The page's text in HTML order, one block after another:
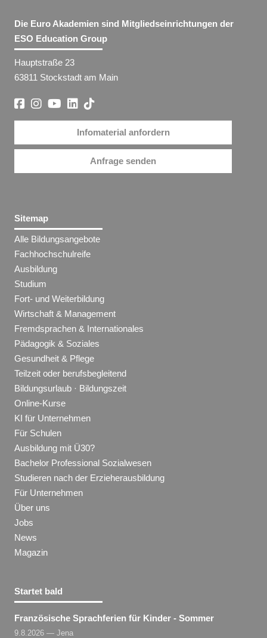
Die Euro Akademien sind Mitgliedseinrichtungen der
ESO Education Group
Hauptstraße 23
63811 Stockstadt am Main
Infomaterial anfordern
Anfrage senden
Sitemap
Alle Bildungsangebote
Fachhochschulreife
Ausbildung
Studium
Fort- und Weiterbildung
Wirtschaft & Management
Fremdsprachen & Internationales
Pädagogik & Soziales
Gesundheit & Pflege
Teilzeit oder berufsbegleitend
Bildungsurlaub · Bildungszeit
Online-Kurse
KI für Unternehmen
Für Schulen
Ausbildung mit Ü30?
Bachelor Professional Sozialwesen
Studieren nach der Erzieherausbildung
Für Unternehmen
Über uns
Jobs
News
Magazin
Startet bald
Französische Sprachferien für Kinder - Sommer
9.8.2026 — Jena